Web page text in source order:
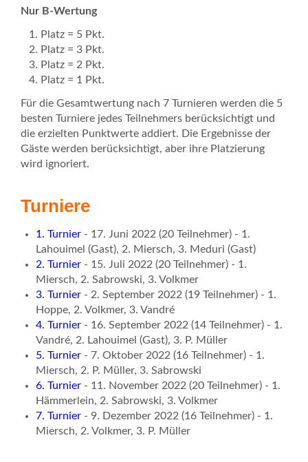
Nur B-Wertung
Platz = 5 Pkt.
Platz = 3 Pkt.
Platz = 2 Pkt.
Platz = 1 Pkt.
Für die Gesamtwertung nach 7 Turnieren werden die 5
besten Turniere jedes Teilnehmers berücksichtigt und
die erzielten Punktwerte addiert. Die Ergebnisse der
Gäste werden berücksichtigt, aber ihre Platzierung
wird ignoriert.
Turniere
1. Turnier - 17. Juni 2022 (20 Teilnehmer) - 1.
Lahouimel (Gast), 2. Miersch, 3. Meduri (Gast)
2. Turnier - 15. Juli 2022 (20 Teilnehmer) - 1.
Miersch, 2. Sabrowski, 3. Volkmer
3. Turnier - 2. September 2022 (19 Teilnehmer) - 1.
Hoppe, 2. Volkmer, 3. Vandré
4. Turnier - 16. September 2022 (14 Teilnehmer) - 1.
Vandré, 2. Lahouimel (Gast), 3. P. Müller
5. Turnier - 7. Oktober 2022 (16 Teilnehmer) - 1.
Miersch, 2. P. Müller, 3. Sabrowski
6. Turnier - 11. November 2022 (20 Teilnehmer) - 1.
Hämmerlein, 2. Sabrowski, 3. Volkmer
7. Turnier - 9. Dezember 2022 (16 Teilnehmer) - 1.
Miersch, 2. Volkmer, 3. P. Müller